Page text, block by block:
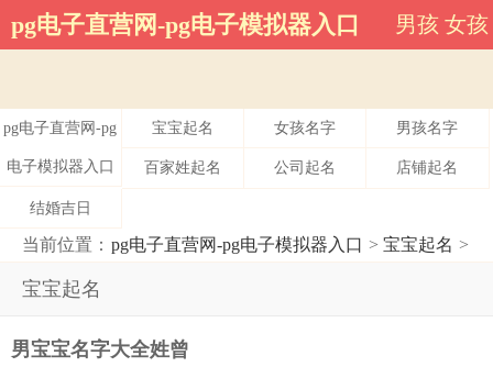
宝宝起名-pg电子直营网
pg电子直营网-pg电子模拟器入口 男孩 女孩
pg电子直营网-pg
电子模拟器入口
宝宝起名 女孩名字 男孩名字
百家姓起名 公司起名 店铺起名
结婚吉日
当前位置： pg电子直营网-pg电子模拟器入口 > 宝宝起名 >
宝宝起名
男宝宝名字大全姓曾